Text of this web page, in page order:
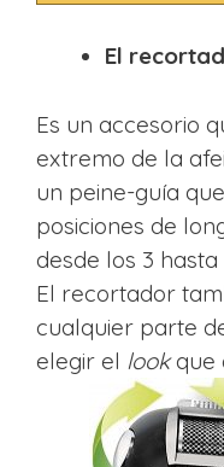
El
Es un accesorio
extremo de la
un peine-guía
posiciones de
desde los 3 hasta
El recortador
cualquier parte
elegir el lookque